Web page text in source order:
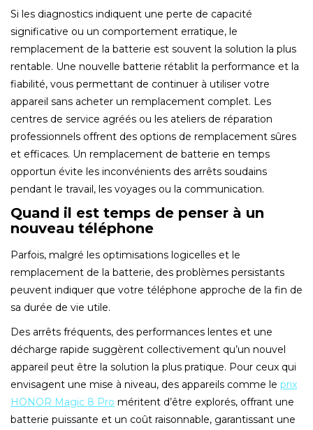
Si les diagnostics indiquent une perte de capacité
significative ou un comportement erratique, le
remplacement de la batterie est souvent la solution la plus
rentable. Une nouvelle batterie rétablit la performance et la
fiabilité, vous permettant de continuer à utiliser votre
appareil sans acheter un remplacement complet. Les
centres de service agréés ou les ateliers de réparation
professionnels offrent des options de remplacement sûres
et efficaces. Un remplacement de batterie en temps
opportun évite les inconvénients des arrêts soudains
pendant le travail, les voyages ou la communication.
Quand il est temps de penser à un
nouveau téléphone
Parfois, malgré les optimisations logicelles et le
remplacement de la batterie, des problèmes persistants
peuvent indiquer que votre téléphone approche de la fin de
sa durée de vie utile.
Des arrêts fréquents, des performances lentes et une
décharge rapide suggèrent collectivement qu’un nouvel
appareil peut être la solution la plus pratique. Pour ceux qui
envisagent une mise à niveau, des appareils comme le prix
HONOR Magic 8 Pro méritent d’être explorés, offrant une
batterie puissante et un coût raisonnable, garantissant une